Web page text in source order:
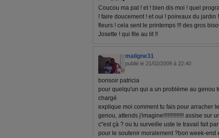
Coucou ma pat ! et ! bien dis moi ! quel
! faire doucement ! et oui ! poireaux du
fleurs ! cela sent le printemps !!! des gros
Josette ! qui file au lit !!
maligne31
publié le 21/02/2009 à 22:40
bonsoir patricia
pour quelqu'un qui a un problème au genou
chargé
explique moi comment tu fais pour arracher
genou, attends j'imagine!!!!!!!!!!!!!! assise sur
c''est çà ? ou tu surveille uste le travail fait
pour le soutenir moralement ?bon week-end